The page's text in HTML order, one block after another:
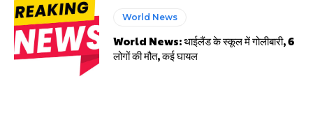
World News
World News: थाईलैंड के स्कूल में गोलीबारी, 6
लोगों की मौत, कई घायल